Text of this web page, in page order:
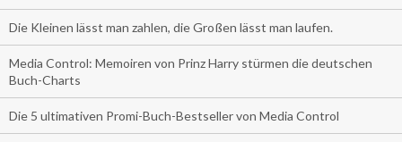
Die Kleinen lässt man zahlen, die Großen lässt man laufen.
Media Control: Memoiren von Prinz Harry stürmen die deutschen
Buch-Charts
Die 5 ultimativen Promi-Buch-Bestseller von Media Control